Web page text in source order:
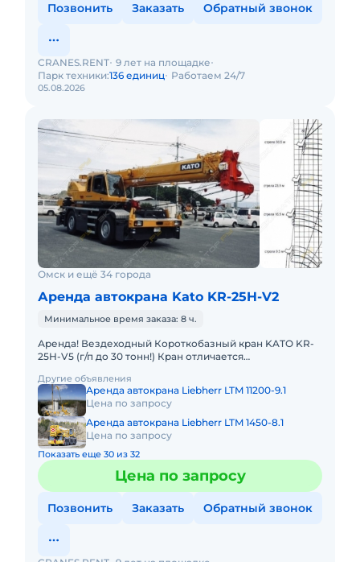
Позвонить Заказать Обратный звонок
05.08.2026
CRANES.RENT 9 лет на площадке
Парк техники:136 единиц Работаем 24/7
Омск и ещё 34 города
Аренда автокрана Kato KR-25H-V2
Минимальное время заказа: 8 ч.
Аренда! Вездеходный Короткобазный кран KATO KR-
25H-V5 (г/п до 30 тонн!) Кран отличается
бездорожью. Техничес
Другие объявления
Аренда автокрана Liebherr LTM 11200-9.1
Цена по запросу
Аренда автокрана Liebherr LTM 1450-8.1
Цена по запросу
Показать еще 30 из 32
Цена по запросу
Позвонить Заказать Обратный звонок